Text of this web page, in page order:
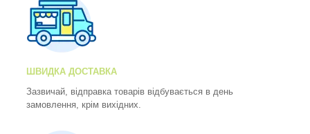
ШВИДКА ДОСТАВКА
Зазвичай, відправка товарів відбувається в день
замовлення, крім вихідних.